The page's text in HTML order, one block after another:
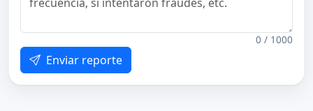
0 / 1000
Enviar reporte